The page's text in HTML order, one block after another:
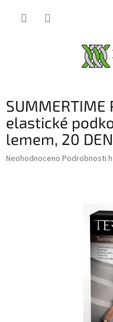
SUMMERTIME
elastické
lemem, 20 DEN
Průměrné
Neohodnoceno Podrobnosti